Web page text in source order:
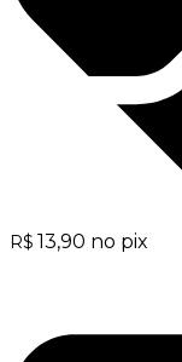
R$ 13,90 no pix